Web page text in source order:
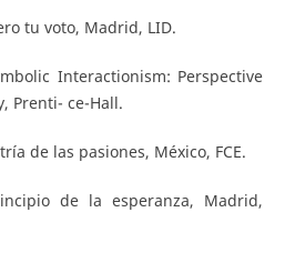
tu voto, Madrid, LID.
Interactionism: Perspective
Prenti- ce-Hall.
de las pasiones, México, FCE.
de la esperanza, Madrid,